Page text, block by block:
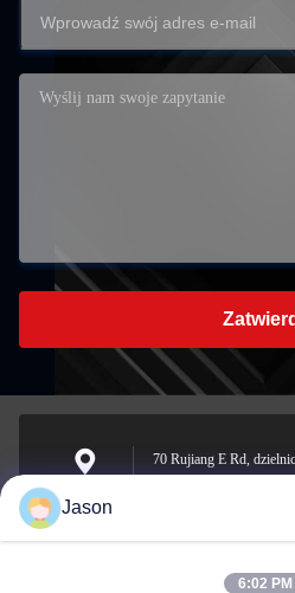
70 Rujiang E Rd,
Jason
6:02 PM